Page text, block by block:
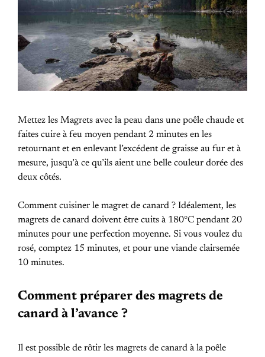
Mettez les Magrets avec la peau dans une poêle chaude et
faites cuire à feu moyen pendant 2 minutes en les
retournant et en enlevant l’excédent de graisse au fur et à
mesure, jusqu’à ce qu’ils aient une belle couleur dorée des
deux côtés.
Comment cuisiner le magret de canard ? Idéalement, les
magrets de canard doivent être cuits à 180°C pendant 20
minutes pour une perfection moyenne. Si vous voulez du
rosé, comptez 15 minutes, et pour une viande clairsemée
10 minutes.
Comment préparer des magrets de
canard à l’avance ?
Il est possible de rôtir les magrets de canard à la poêle